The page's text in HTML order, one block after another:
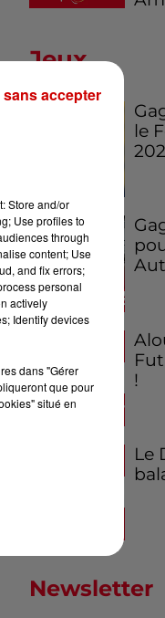
Jeux
le
!
Le
Newsletter
Store and/or
Use profiles to
through
content; Use
and fix errors;
personal
actively
Identify devices
dans "Gérer
que pour
situé en
accepter